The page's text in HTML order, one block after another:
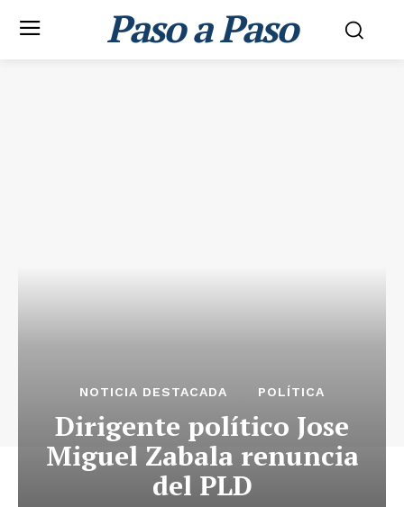
Paso a Paso
NOTICIA DESTACADA POLÍTICA
Dirigente político Jose
Miguel Zabala renuncia
del PLD